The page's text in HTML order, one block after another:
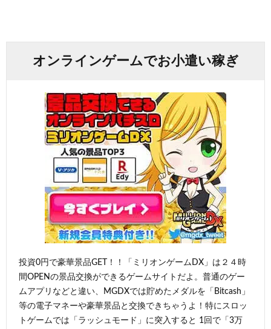
オンラインゲームでお小遣い稼ぎ
投資0円で豪華景品GET！！「ミリオンゲームDX」は２４時
間OPENの景品交換ができるゲームサイトだよ。普通のゲー
ムアプリなどと違い、MGDXでは貯めたメダルを「Bitcash」
等の電子マネーや豪華景品と交換できちゃうよ！特にスロッ
トゲームでは「ラッシュモード」に突入すると 1回で「3万